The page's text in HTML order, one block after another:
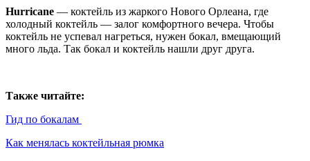
Hurricane — коктейль из жаркого Нового Орлеана, где
холодный коктейль — залог комфортного вечера. Чтобы
коктейль не успевал нагреться, нужен бокал, вмещающий
много льда. Так бокал и коктейль нашли друг друга.
Также читайте:
Гид по бокалам
Как менялась коктейльная рюмка